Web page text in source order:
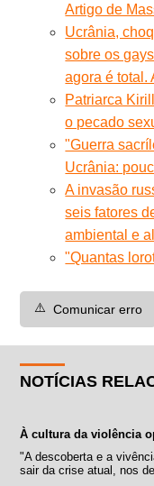
Artigo de
Ucrânia,
sobre os
agora é total.
Patriarca
o pecado
"Guerra
Ucrânia:
A invasão
seis fatores
ambiental e
"Quantas
⚠️ Comunicar erro
NOTÍCIAS
À cultura da violência
"A descoberta e a
sair da crise atual, nos